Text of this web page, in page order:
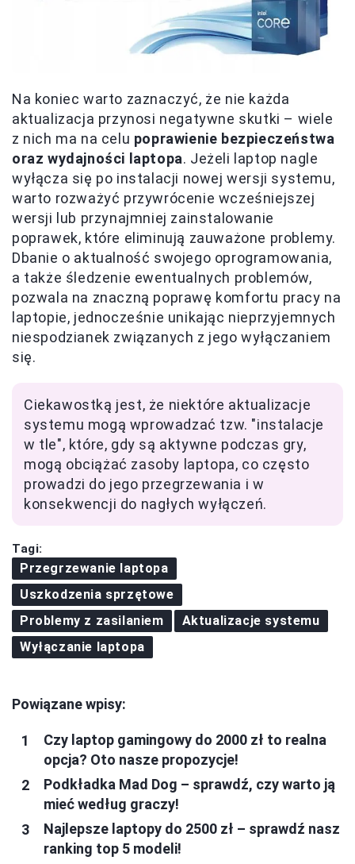
Na koniec warto zaznaczyć, że nie każda
aktualizacja przynosi negatywne skutki – wiele
z nich ma na celu poprawienie bezpieczeństwa
oraz wydajności laptopa. Jeżeli laptop nagle
wyłącza się po instalacji nowej wersji systemu,
warto rozważyć przywrócenie wcześniejszej
wersji lub przynajmniej zainstalowanie
poprawek, które eliminują zauważone problemy.
Dbanie o aktualność swojego oprogramowania,
a także śledzenie ewentualnych problemów,
pozwala na znaczną poprawę komfortu pracy na
laptopie, jednocześnie unikając nieprzyjemnych
niespodzianek związanych z jego wyłączaniem
się.
Ciekawostką jest, że niektóre aktualizacje
systemu mogą wprowadzać tzw. "instalacje
w tle", które, gdy są aktywne podczas gry,
mogą obciążać zasoby laptopa, co często
prowadzi do jego przegrzewania i w
konsekwencji do nagłych wyłączeń.
Tagi:
Przegrzewanie laptopa
Uszkodzenia sprzętowe
Problemy z zasilaniem
Aktualizacje systemu
Wyłączanie laptopa
Powiązane wpisy:
Czy laptop gamingowy do 2000 zł to realna
opcja? Oto nasze propozycje!
Podkładka Mad Dog – sprawdź, czy warto ją
mieć według graczy!
Najlepsze laptopy do 2500 zł – sprawdź nasz
ranking top 5 modeli!